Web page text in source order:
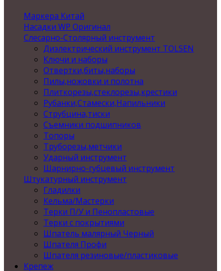
Маркера Китай
Насадки WP Оригинал
Слесарно-Столярный инструмент
Диэлектрический инструмент TOLSEN
Ключи и наборы
Отвертки,биты,наборы
Пилы,ножовки и полотна
Плиткорезы,стеклорезы,крестики
Рубанки,Стамески,Напильники
Струбцина,тиски
Съемники подшипников
Топоры
Труборезы,метчики
Ударный инструмент
Шарнирно-губцевый инструмент
Штукатурный инструмент
Гладилки
Кельма/Мастерки
Терки П/У и Пенопластовые
Терки с покрытиями
Шпатель малярный Черный
Шпателя Профи
Шпателя резиновые/пластиковые
Крепеж